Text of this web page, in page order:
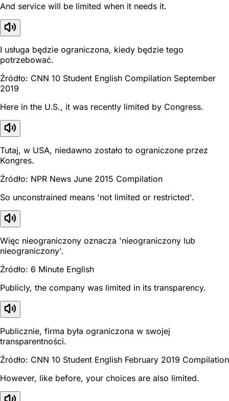
And service will be limited when it needs it.
I usługa będzie ograniczona, kiedy będzie tego
potrzebować.
Źródło: CNN 10 Student English Compilation September
2019
Here in the U.S., it was recently limited by Congress.
Tutaj, w USA, niedawno zostało to ograniczone przez
Kongres.
Źródło: NPR News June 2015 Compilation
So unconstrained means 'not limited or restricted'.
Więc nieograniczony oznacza 'nieograniczony lub
nieograniczony'.
Źródło: 6 Minute English
Publicly, the company was limited in its transparency.
Publicznie, firma była ograniczona w swojej
transparentności.
Źródło: CNN 10 Student English February 2019 Compilation
However, like before, your choices are also limited.